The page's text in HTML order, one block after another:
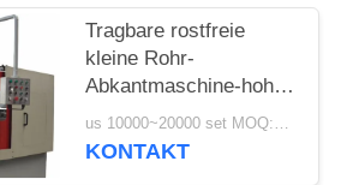
Tragbare rostfreie
kleine Rohr-
Abkantmaschine-hohe
Leistungsfähigkeit Plc us 10000~20000 set MOQ:1 Satz
KONTAKT